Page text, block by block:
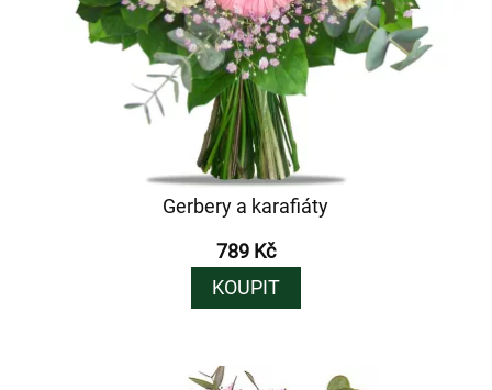
Gerbery a karafiáty
789 Kč
KOUPIT